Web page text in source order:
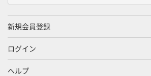
新規会員登録
ログイン
ヘルプ